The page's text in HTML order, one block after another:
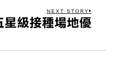
NEXT STORY
級接種場地優